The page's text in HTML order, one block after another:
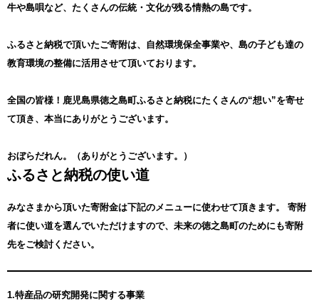
牛や島唄など、たくさんの伝統・文化が残る情熱の島です。
ふるさと納税で頂いたご寄附は、自然環境保全事業や、島の子ども達の
教育環境の整備に活用させて頂いております。
全国の皆様！鹿児島県徳之島町ふるさと納税にたくさんの“想い”を寄せ
て頂き、本当にありがとうございます。
おぼらだれん。（ありがとうございます。）
ふるさと納税の使い道
みなさまから頂いた寄附金は下記のメニューに使わせて頂きます。
寄附
者に使い道を選んでいただけますので、未来の徳之島町のためにも寄附
先をご検討ください。
1.特産品の研究開発に関する事業